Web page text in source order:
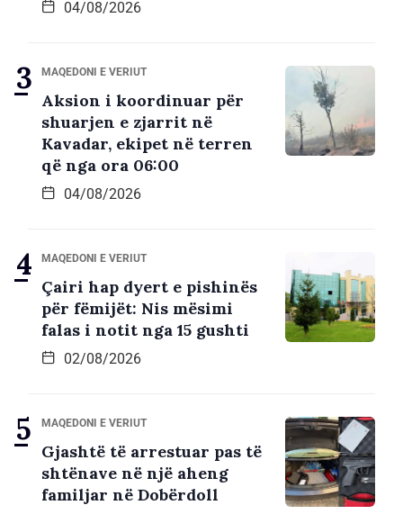
04/08/2026
MAQEDONI E VERIUT
Aksion i koordinuar për
shuarjen e zjarrit në
Kavadar, ekipet në terren
që nga ora 06:00
04/08/2026
MAQEDONI E VERIUT
Çairi hap dyert e pishinës
për fëmijët: Nis mësimi
falas i notit nga 15 gushti
02/08/2026
MAQEDONI E VERIUT
Gjashtë të arrestuar pas të
shtënave në një aheng
familjar në Dobërdoll